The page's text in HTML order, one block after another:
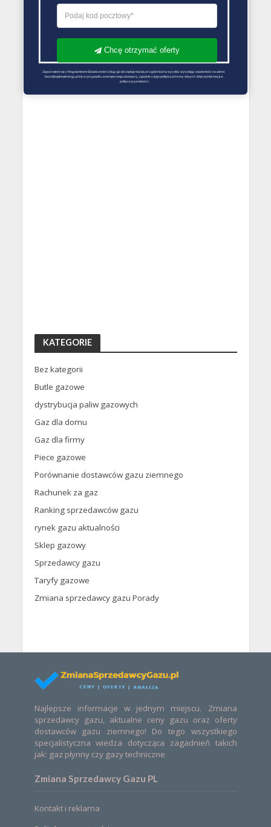
KATEGORIE
Bez kategorii
Butle gazowe
dystrybucja paliw gazowych
Gaz dla domu
Gaz dla firmy
Piece gazowe
Porównanie dostawców gazu ziemnego
Rachunek za gaz
Ranking sprzedawców gazu
rynek gazu aktualności
Sklep gazowy
Sprzedawcy gazu
Taryfy gazowe
Zmiana sprzedawcy gazu Porady
Najlepsze informacje w jednym miejscu. Zmiana
sprzedawcy gazu, aktualne ceny gazu oraz oferty
dostawców gazu ziemnego! Do tego wszystkiego
specjalistyczna wiedza dotycząca zagadnień takich
jak: gaz płynny czy gazy techniczne
Zmiana Sprzedawcy Gazu PL
Kontakt i reklama
Chcę otrzymać oferty
Zapoznałem się z Regulaminem Świadczenie Usług i go akceptuję Każdą ze zgód można wycofać wysyłając wiadomość na adres
biuro@optimalenergy.pl lub w przypadku zewnętrznego dostawcy, zgodnie z jego polityką ochrony danych. Więcej informacji w
polityce prywatności